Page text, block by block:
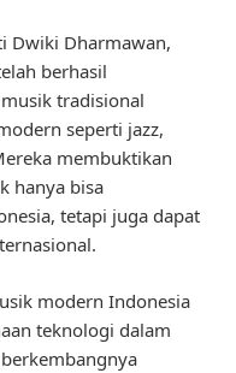
Dwiki Dharmawan,
berhasil
tradisional
seperti jazz,
membuktikan
hanya bisa
tetapi juga dapat
modern Indonesia
teknologi dalam